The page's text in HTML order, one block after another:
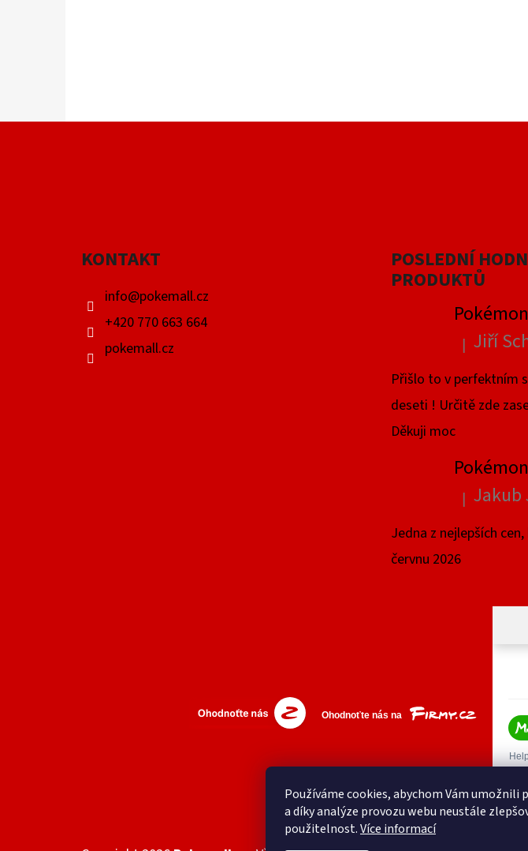
Používáme cookies, abychom Vám
a díky analýze provozu webu neustále
použitelnost.Více informací
KONTAKT
info@pokemall.cz
+420 770 663 664
pokemall.cz
POSLEDNÍ
PRODUKTŮ
Hodnocení
| Jiří
Přišlo to v perfektním
deseti ! Určitě zde
Děkuji moc
Hodnocení
| Jakub
Jedna z nejlepších
červnu 2026